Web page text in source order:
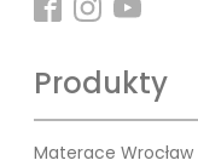
Produkty
Materace Wrocław